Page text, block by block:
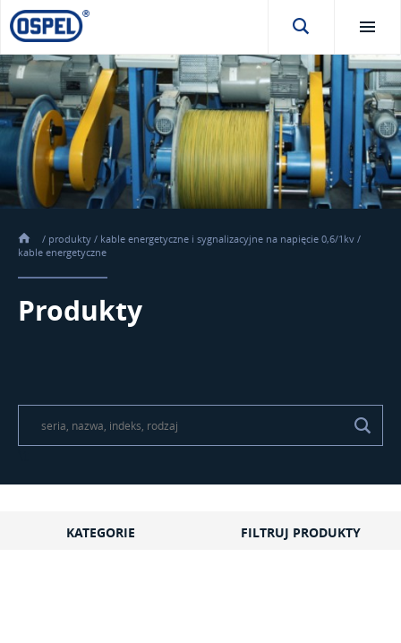
/ produkty / kable energetyczne i sygnalizacyjne na napięcie 0,6/1kv /
kable energetyczne
Produkty
KATEGORIE FILTRUJ PRODUKTY